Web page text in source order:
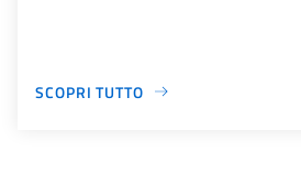
SCOPRI TUTTO